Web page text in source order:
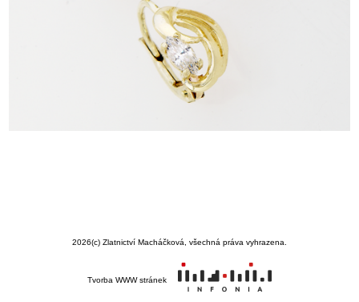
2026(c) Zlatnictví Macháčková, všechná práva vyhrazena.
Tvorba WWW stránek